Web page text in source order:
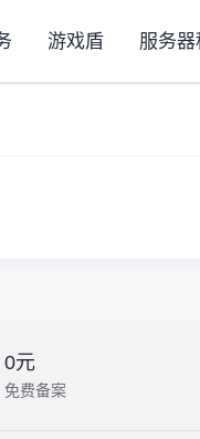
游戏盾 服务器
0元
免费备案